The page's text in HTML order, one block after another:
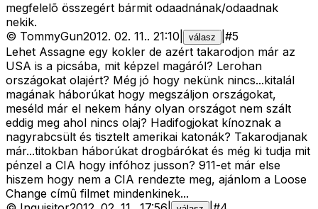
megfelelõ összegért bármit odaadnának/odaadnak
nekik.
© TommyGun2012. 02. 11.. 21:10 válasz #5
Lehet Assagne egy kokler de azért takarodjon már az
USA is a picsába, mit képzel magáról? Lerohan
országokat olajért? Még jó hogy nekünk nincs...kitalál
magának háborúkat hogy megszáljon országokat,
meséld már el nekem hány olyan országot nem szált
eddig meg ahol nincs olaj? Hadifogjokat kínoznak a
nagyrabcsült és tisztelt amerikai katonák? Takarodjanak
már...titokban háborúkat drogbárókat és még ki tudja mit
pénzel a CIA hogy infóhoz jusson? 911-et már else
hiszem hogy nem a CIA rendezte meg, ajánlom a Loose
Change címû filmet mindenkinek...